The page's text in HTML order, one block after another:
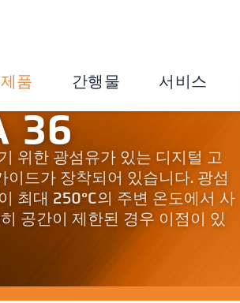
제품 간행물 서비스
36
위한 광섬유가 있는 디지털 고
드가 장착되어 있습니다. 광섬
최대 250°C의 주변 온도에서 사
공간이 제한된 경우 이점이 있